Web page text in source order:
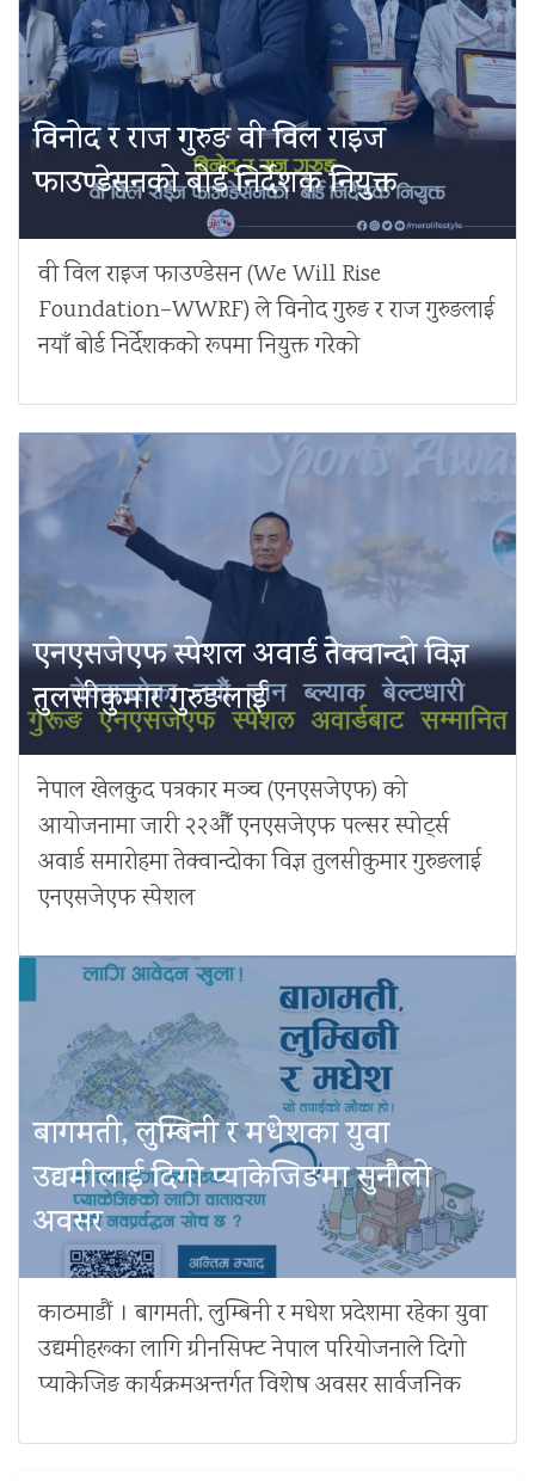
विनोद र राज गुरुङ वी विल राइज
फाउण्डेसनको बोर्ड निर्देशक नियुक्त
वी विल राइज फाउण्डेसन (We Will Rise
Foundation–WWRF) ले विनोद गुरुङ र राज गुरुङलाई
नयाँ बोर्ड निर्देशकको रूपमा नियुक्त गरेको
एनएसजेएफ स्पेशल अवार्ड तेक्वान्दो विज्ञ
तुलसीकुमार गुरुङलाई
नेपाल खेलकुद पत्रकार मञ्च (एनएसजेएफ) को
आयोजनामा जारी २२औँ एनएसजेएफ पल्सर स्पोर्ट्स
अवार्ड समारोहमा तेक्वान्दोका विज्ञ तुलसीकुमार गुरुङलाई
एनएसजेएफ स्पेशल
बागमती, लुम्बिनी र मधेशका युवा
उद्यमीलाई दिगो प्याकेजिङमा सुनौलो
अवसर
काठमाडौं । बागमती, लुम्बिनी र मधेश प्रदेशमा रहेका युवा
उद्यमीहरूका लागि ग्रीनसिफ्ट नेपाल परियोजनाले दिगो
प्याकेजिङ कार्यक्रमअन्तर्गत विशेष अवसर सार्वजनिक